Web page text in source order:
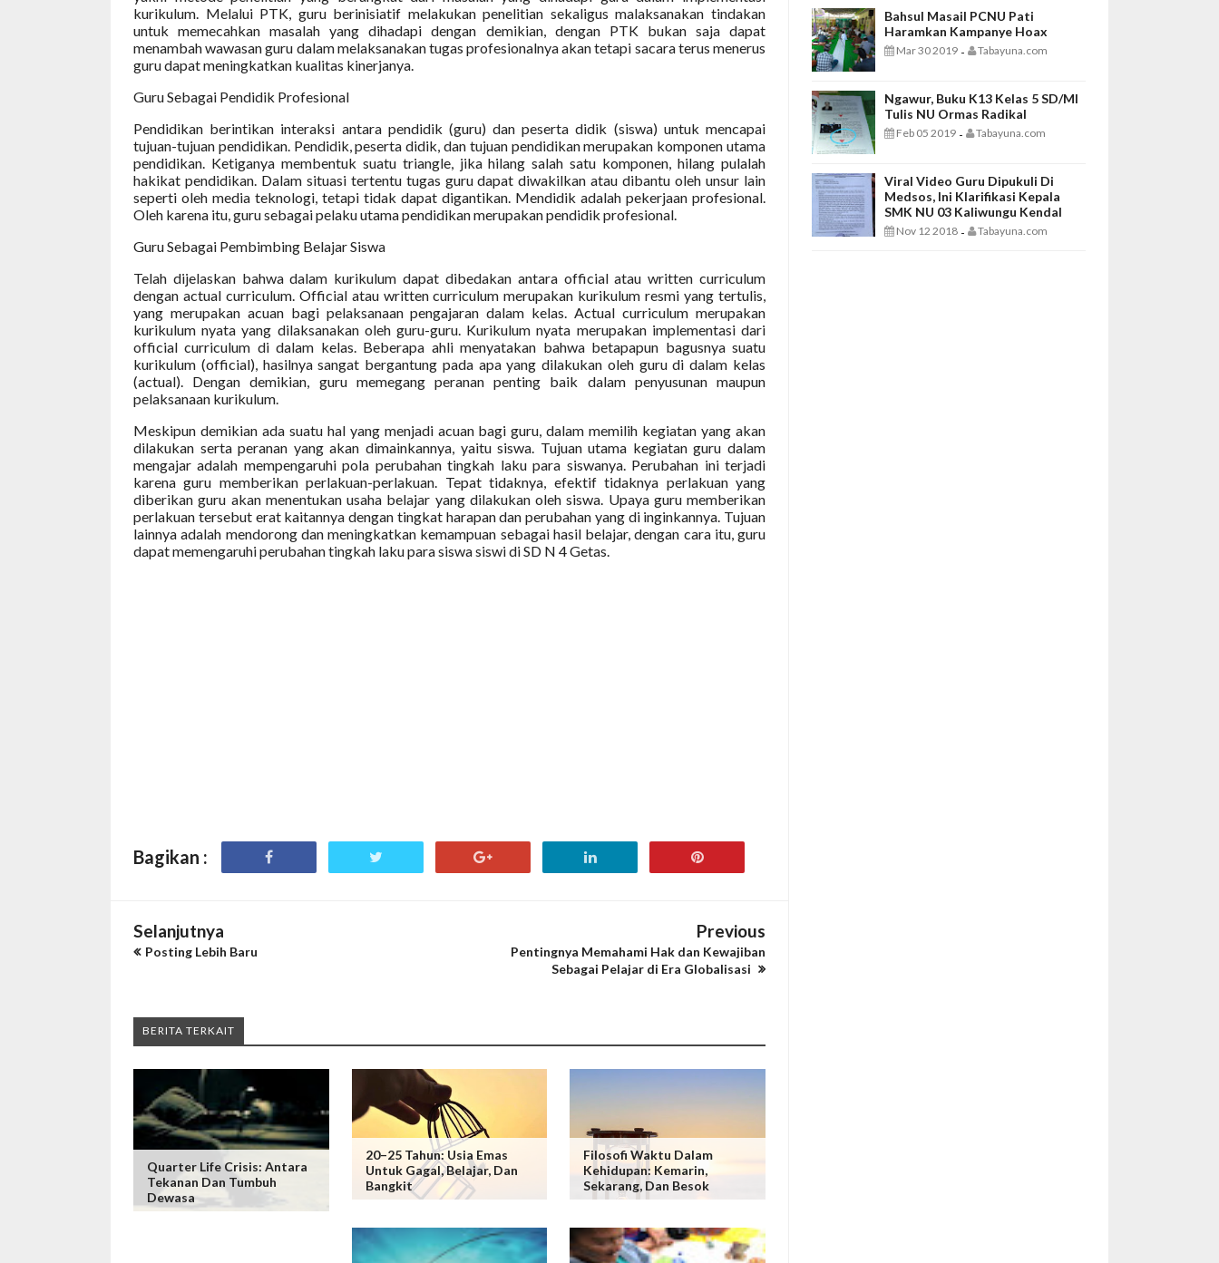
kurikulum. Melalui PTK, guru berinisiatif melakukan penelitian sekaligus malaksanakan tindakan
untuk memecahkan masalah yang dihadapi dengan demikian, dengan PTK bukan saja dapat
menambah wawasan guru dalam melaksanakan tugas profesionalnya akan tetapi sacara terus menerus
guru dapat meningkatkan kualitas kinerjanya.
Guru Sebagai Pendidik Profesional
Pendidikan berintikan interaksi antara pendidik (guru) dan peserta didik (siswa) untuk mencapai
tujuan-tujuan pendidikan. Pendidik, peserta didik, dan tujuan pendidikan merupakan komponen utama
pendidikan. Ketiganya membentuk suatu triangle, jika hilang salah satu komponen, hilang pulalah
hakikat pendidikan. Dalam situasi tertentu tugas guru dapat diwakilkan atau dibantu oleh unsur lain
seperti oleh media teknologi, tetapi tidak dapat digantikan. Mendidik adalah pekerjaan profesional.
Oleh karena itu, guru sebagai pelaku utama pendidikan merupakan pendidik profesional.
Guru Sebagai Pembimbing Belajar Siswa
Telah dijelaskan bahwa dalam kurikulum dapat dibedakan antara official atau written curriculum
dengan actual curriculum. Official atau written curriculum merupakan kurikulum resmi yang tertulis,
yang merupakan acuan bagi pelaksanaan pengajaran dalam kelas. Actual curriculum merupakan
kurikulum nyata yang dilaksanakan oleh guru-guru. Kurikulum nyata merupakan implementasi dari
official curriculum di dalam kelas. Beberapa ahli menyatakan bahwa betapapun bagusnya suatu
kurikulum (official), hasilnya sangat bergantung pada apa yang dilakukan oleh guru di dalam kelas
(actual). Dengan demikian, guru memegang peranan penting baik dalam penyusunan maupun
pelaksanaan kurikulum.
Meskipun demikian ada suatu hal yang menjadi acuan bagi guru, dalam memilih kegiatan yang akan
dilakukan serta peranan yang akan dimainkannya, yaitu siswa. Tujuan utama kegiatan guru dalam
mengajar adalah mempengaruhi pola perubahan tingkah laku para siswanya. Perubahan ini terjadi
karena guru memberikan perlakuan-perlakuan. Tepat tidaknya, efektif tidaknya perlakuan yang
diberikan guru akan menentukan usaha belajar yang dilakukan oleh siswa. Upaya guru memberikan
perlakuan tersebut erat kaitannya dengan tingkat harapan dan perubahan yang di inginkannya. Tujuan
lainnya adalah mendorong dan meningkatkan kemampuan sebagai hasil belajar, dengan cara itu, guru
dapat memengaruhi perubahan tingkah laku para siswa siswi di SD N 4 Getas.
Bagikan :
Selanjutnya
Posting Lebih Baru
Previous
Pentingnya Memahami Hak dan Kewajiban
Sebagai Pelajar di Era Globalisasi
BERITA TERKAIT
Quarter Life Crisis: Antara
Tekanan Dan Tumbuh
Dewasa
20–25 Tahun: Usia Emas
Untuk Gagal, Belajar, Dan
Bangkit
Filosofi Waktu Dalam
Kehidupan: Kemarin,
Sekarang, Dan Besok
Bahsul Masail PCNU Pati
Haramkan Kampanye Hoax
Mar 30 2019 - Tabayuna.com
Ngawur, Buku K13 Kelas 5 SD/MI
Tulis NU Ormas Radikal
Feb 05 2019 - Tabayuna.com
Viral Video Guru Dipukuli Di
Medsos, Ini Klarifikasi Kepala
SMK NU 03 Kaliwungu Kendal
Nov 12 2018 - Tabayuna.com